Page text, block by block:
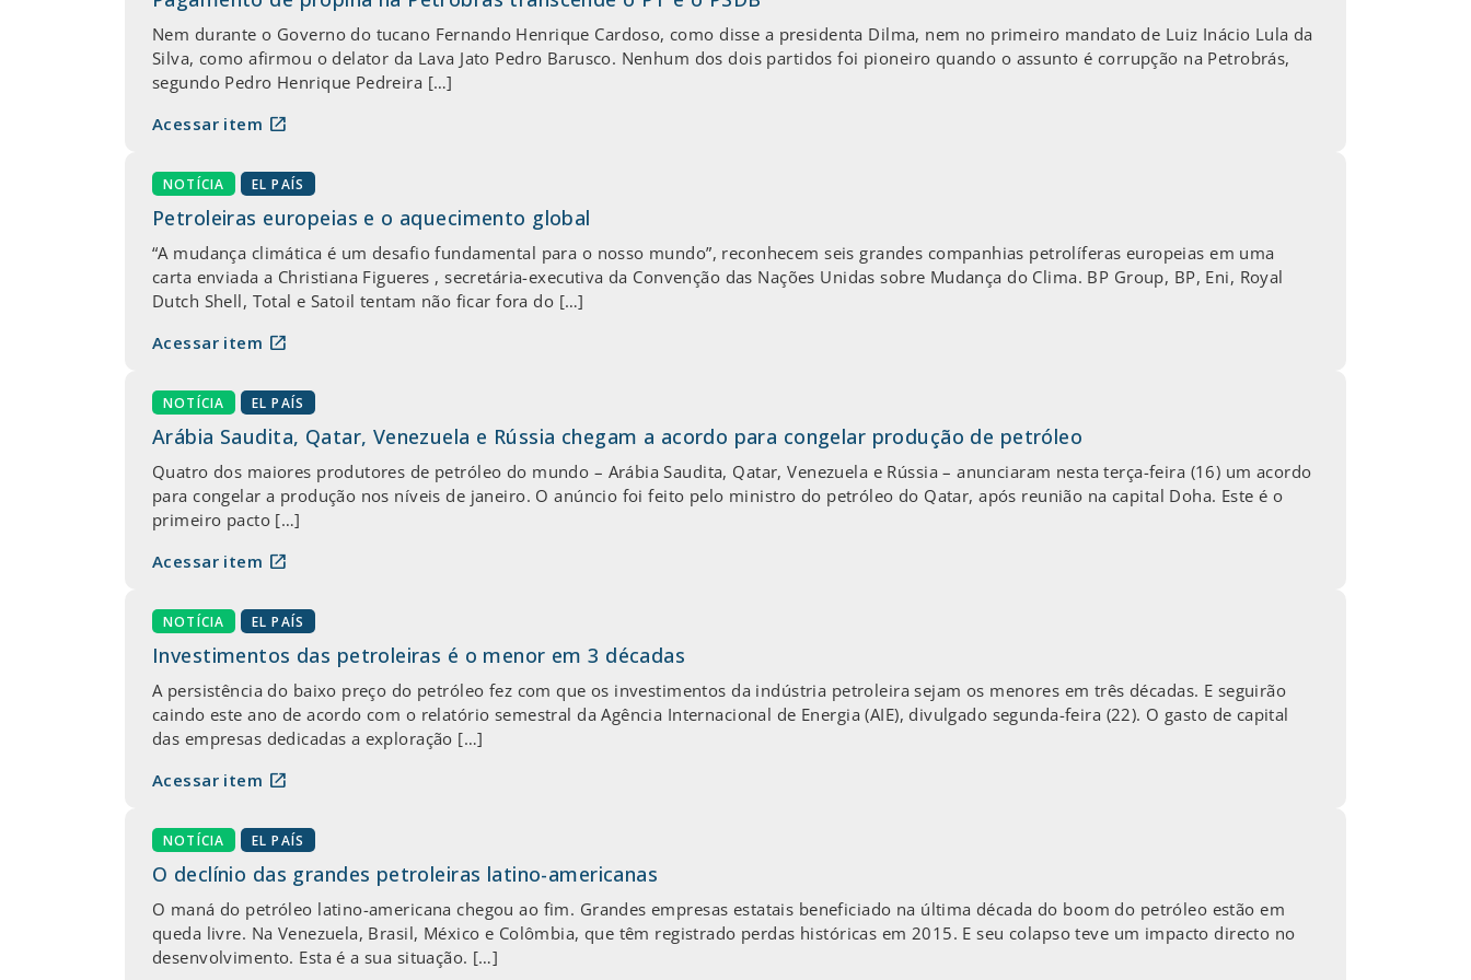
Nem durante o Governo do tucano Fernando Henrique Cardoso, como disse a presidenta Dilma, nem no primeiro mandato de Luiz Inácio Lula da
Silva, como afirmou o delator da Lava Jato Pedro Barusco. Nenhum dos dois partidos foi pioneiro quando o assunto é corrupção na Petrobrás,
segundo Pedro Henrique Pedreira […]
Acessar item open_in_new
NOTÍCIA EL PAÍS
Petroleiras europeias e o aquecimento global
“A mudança climática é um desafio fundamental para o nosso mundo”, reconhecem seis grandes companhias petrolíferas europeias em uma
carta enviada a Christiana Figueres , secretária-executiva da Convenção das Nações Unidas sobre Mudança do Clima. BP Group, BP, Eni, Royal
Dutch Shell, Total e Satoil tentam não ficar fora do […]
Acessar item open_in_new
NOTÍCIA EL PAÍS
Arábia Saudita, Qatar, Venezuela e Rússia chegam a acordo para congelar produção de petróleo
Quatro dos maiores produtores de petróleo do mundo – Arábia Saudita, Qatar, Venezuela e Rússia – anunciaram nesta terça-feira (16) um acordo
para congelar a produção nos níveis de janeiro. O anúncio foi feito pelo ministro do petróleo do Qatar, após reunião na capital Doha. Este é o
primeiro pacto […]
Acessar item open_in_new
NOTÍCIA EL PAÍS
Investimentos das petroleiras é o menor em 3 décadas
A persistência do baixo preço do petróleo fez com que os investimentos da indústria petroleira sejam os menores em três décadas. E seguirão
caindo este ano de acordo com o relatório semestral da Agência Internacional de Energia (AIE), divulgado segunda-feira (22). O gasto de capital
das empresas dedicadas a exploração […]
Acessar item open_in_new
NOTÍCIA EL PAÍS
O declínio das grandes petroleiras latino-americanas
O maná do petróleo latino-americana chegou ao fim. Grandes empresas estatais beneficiado na última década do boom do petróleo estão em
queda livre. Na Venezuela, Brasil, México e Colômbia, que têm registrado perdas históricas em 2015. E seu colapso teve um impacto directo no
desenvolvimento. Esta é a sua situação. […]